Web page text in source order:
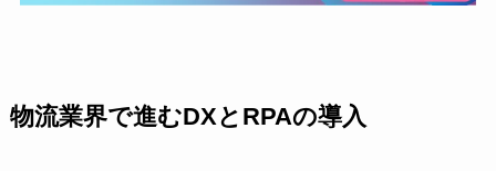
物流業界で進むDXとRPAの導入